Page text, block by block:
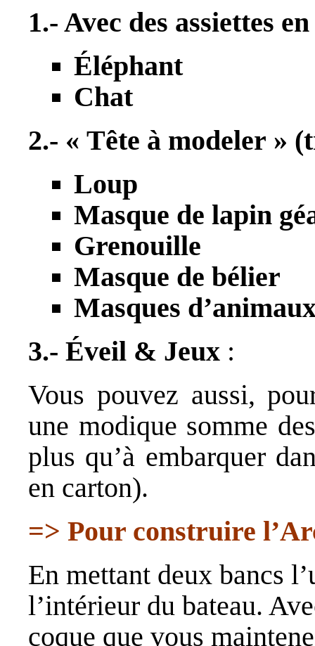
1.- Avec des assiettes
Éléphant
Chat
2.- « Tête à modeler »
Loup
Masque de lapin
Grenouille
Masque de bélier
Masques
3.- Éveil & Jeux :
Vous pouvez aussi,
une modique somme
plus qu’à embarquer
en carton).
=> Pour construire
En mettant deux bancs
l’intérieur du bateau.
coque que vous